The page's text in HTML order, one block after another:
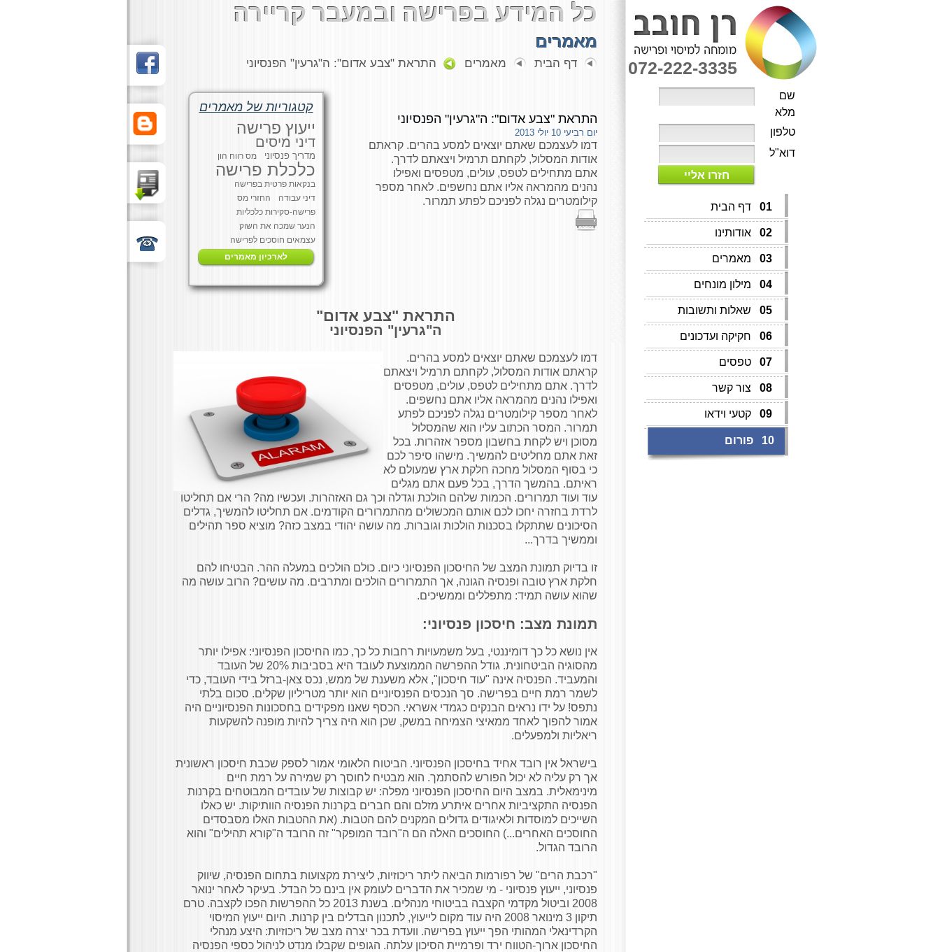
072-222-3335
שם
מלא
טלפון
דוא"ל
חזרו אליי
01 דף הבית
02 אודותינו
03 מאמרים
04 מילון מונחים
05 שאלות ותשובות
06 חקיקה ועדכונים
07 טפסים
08 צור קשר
09 קטעי וידאו
10 פורום
כל המידע בפרישה ובמעבר קריירה
מאמרים
דף הבית מאמרים התראת "צבע אדום": ה"גרעין" הפנסיוני
התראת "צבע אדום": ה"גרעין" הפנסיוני
יום רביעי 10 יולי 2013
דמו לעצמכם שאתם יוצאים למסע בהרים. קראתם
אודות המסלול, לקחתם תרמיל ויצאתם לדרך.
אתם מתחילים לטפס, עולים, מטפסים ואפילו
נהנים מהמראה אליו אתם נחשפים. לאחר מספר
קילומטרים נגלה לפניכם לפתע תמרור.
קטגוריות של מאמרים
ייעוץ פרישה
דיני מיסים
מדריך פנסיוני מס רווח הון
כלכלת פרישה
בנקאות פרטית בפרישה
דיני עבודה
החזרי מס
פרישה-סקירות כלכליות
הנער שמכה את השוק
עצמאים חוסכים לפרישה
לארכיון מאמרים
התראת "צבע אדום"
ה"גרעין" הפנסיוני
דמו לעצמכם שאתם יוצאים למסע בהרים.
קראתם אודות המסלול, לקחתם תרמיל ויצאתם
לדרך. אתם מתחילים לטפס, עולים, מטפסים
ואפילו נהנים מהמראה אליו אתם נחשפים.
לאחר מספר קילומטרים נגלה לפניכם לפתע
תמרור. המסר הכתוב עליו הוא שהמסלול
מסוכן ויש לקחת בחשבון מספר אזהרות. בכל
זאת אתם מחליטים להמשיך. מישהו סיפר לכם
כי בסוף המסלול מחכה חלקת ארץ שמעולם לא
ראיתם. בהמשך הדרך, בכל פעם אתם מגלים
עוד ועוד תמרורים. הכמות שלהם הולכת וגדלה וכך גם האזהרות. ועכשיו מה? הרי אם תחליטו
לרדת בחזרה יחכו לכם אותם המכשולים מהתמרורים הקודמים. אם תחליטו להמשיך, גדלים
הסיכונים שתתקלו בסכנות הולכות וגוברות. מה עושה יהודי במצב כזה? מוציא ספר תהילים
וממשיך בדרך...
זו בדיוק תמונת המצב של החיסכון הפנסיוני כיום. כולם הולכים במעלה ההר. הבטיחו להם
חלקת ארץ טובה ופנסיה הגונה, אך התמרורים הולכים ומתרבים. מה עושים? הרוב עושה מה
שהוא עושה תמיד: מתפללים וממשיכים.
תמונת מצב: חיסכון פנסיוני:
אין נושא כל כך דומיננטי, בעל משמעויות רחבות כל כך, כמו החיסכון הפנסיוני: אפילו יותר
מהסוגיה הביטחונית. גודל ההפרשה הממוצעת לעובד היא בסביבות 20% של העובד
והמעביד. הפנסיה אינה "עוד חיסכון", אלא משענת של ממש, נכס צאן-ברזל בידי העובד, כדי
לשמר רמת חיים בפרישה. סך הנכסים הפנסיוניים הוא יותר מטריליון שקלים. סכום בלתי
נתפס! על ידו נראים הבנקים כגמדי אשראי. הכסף שאנו מפקידים בחסכונות הפנסיוניים היה
אמור להפוך לאחד ממאיצי הצמיחה במשק, שכן הוא היה צריך להיות מופנה להשקעות
ריאליות ולמפעלים.
בישראל אין רובד אחיד בחיסכון הפנסיוני. הביטוח הלאומי אמור לספק שכבת חיסכון ראשונית
אך רק עליה לא יכול הפורש להסתמך. הוא מבטיח לחוסך רק שמירה על רמת חיים
מינימאלית. במצב היום החיסכון הפנסיוני מפלה: יש קבוצות של עובדים המבוטחים בקרנות
הפנסיה התקציביות אחרים איתרע מזלם והם חברים בקרנות הפנסיה הוותיקות. יש כאלו
השייכים למוסדות ולאיגודים גדולים המקנים להם הטבות. (את ההטבות האלו מסבסדים
החוסכים האחרים...) החוסכים האלה הם ה"רובד המופקר" זה הרובד ה"קורא תהילים" והוא
הרובד הגדול.
"רכבת הרים" של רפורמות הביאה ליתר ריכוזיות, ליצירת מקצועות בתחום הפנסיה, שיווק
פנסיוני, ייעוץ פנסיוני - מי שמכיר את הדברים לעומק אין בינם כל הבדל. בעיקר לאחר ינואר
2008 וביטול מקדמי הקצבה בביטוחי מנהלים. בשנת 2013 כל ההפרשות הפכו לקצבה. טרם
תיקון 3 מינואר 2008 היה עוד מקום לייעוץ, לתכנון הבדלים בין קרנות. היום ייעוץ המיסוי
הקרדינאלי המהותי הפך ייעוץ בפרישה. וועדת בכר יצרה מצב של ריכוזיות: היצע מנהלי
החיסכון ארוך-הטווח ירד ופרמיית הסיכון עלתה. הגופים שקבלו מנדט לניהול כספי הפנסיה